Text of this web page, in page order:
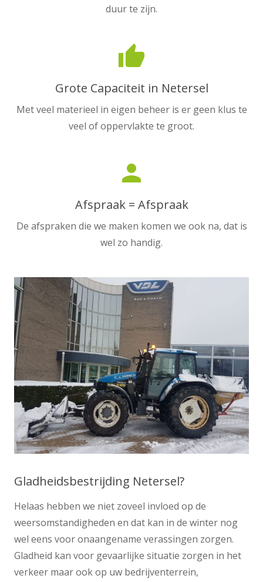
duur te zijn.
thumb_up
Grote Capaciteit in Netersel
Met veel materieel in eigen beheer is er geen klus te
veel of oppervlakte te groot.
person
Afspraak = Afspraak
De afspraken die we maken komen we ook na, dat is
wel zo handig.
Gladheidsbestrijding Netersel?
Helaas hebben we niet zoveel invloed op de
weersomstandigheden en dat kan in de winter nog
wel eens voor onaangename verassingen zorgen.
Gladheid kan voor gevaarlijke situatie zorgen in het
verkeer maar ook op uw bedrijventerrein,